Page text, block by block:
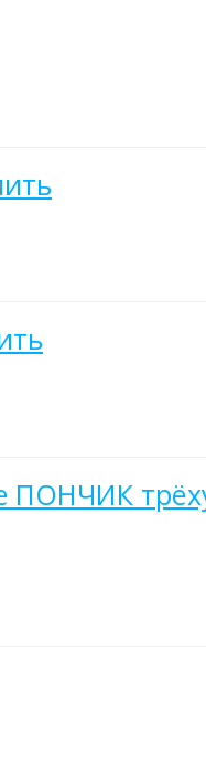
ПОНЧИК